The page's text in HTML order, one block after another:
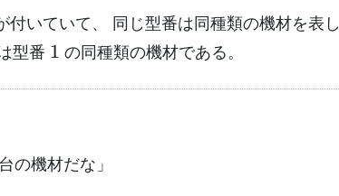
付いていて、 同じ型番は同種類の機材を表し
型番
1
の同種類の機材である。
の機材だな」